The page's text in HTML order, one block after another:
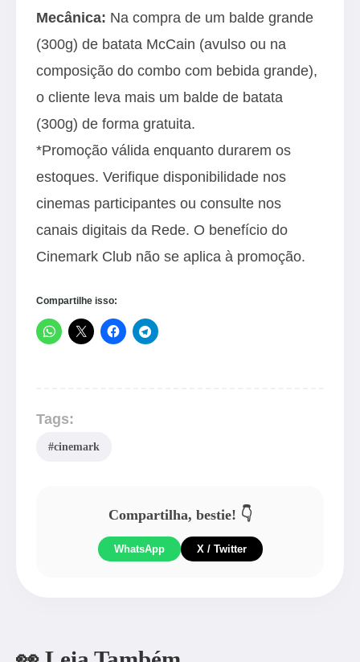
Mecânica: Na compra de um balde grande
(300g) de batata McCain (avulso ou na
composição do combo com bebida grande),
o cliente leva mais um balde de batata
(300g) de forma gratuita.
*Promoção válida enquanto durarem os
estoques. Verifique disponibilidade nos
cinemas participantes ou consulte nos
canais digitais da Rede. O benefício do
Cinemark Club não se aplica à promoção.
Compartilhe isso:
Tags:
#cinemark
Compartilha, bestie! 👇
WhatsApp X / Twitter